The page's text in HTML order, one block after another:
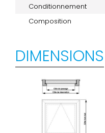
Conditionnement
Composition
DIMENSIONS